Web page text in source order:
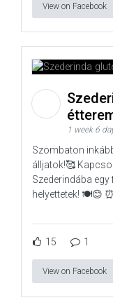
View on Facebook
1 week 6
Szombaton
álljatok!🥰
Szederindába
helyettetek! 🍽️😊
15 1
View on Facebook